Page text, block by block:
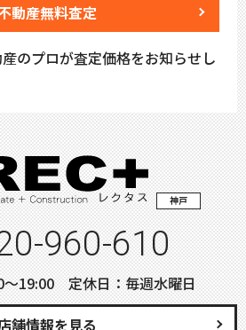
動産無料査定
のプロが査定価格をお知らせし
神戸
960-610
〜19:00 定休日：毎週水曜日
舗情報を見る